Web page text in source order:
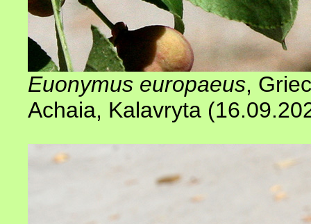
Euonymus europaeus,
Achaia, Kalavryta